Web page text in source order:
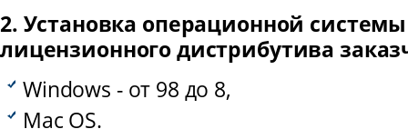
2. Установка операционной системы
лицензионного дистрибутива
Windows - от 98 до 8,
Mac OS.